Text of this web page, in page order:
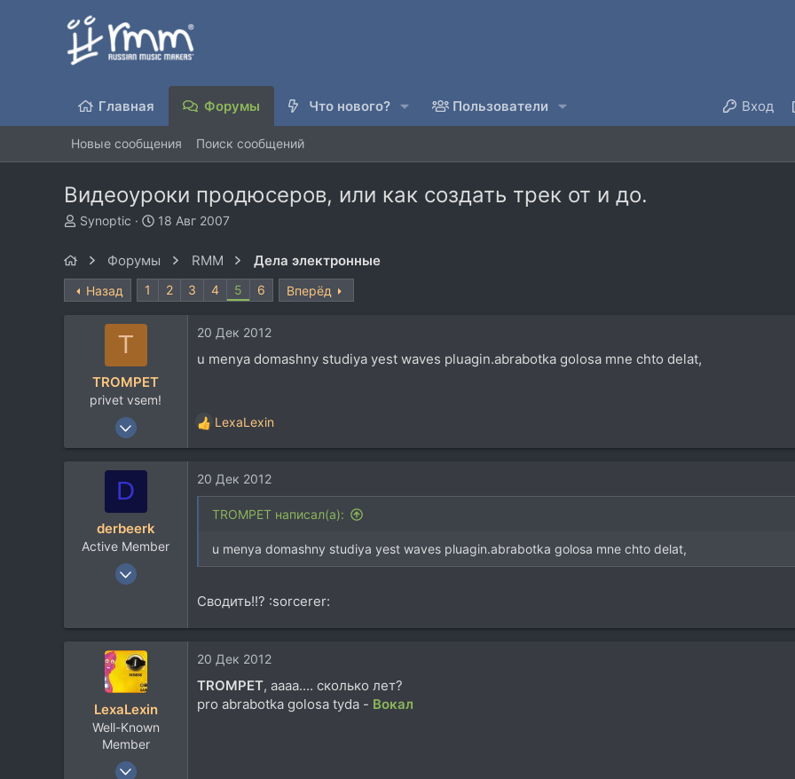
Главная Форумы Что нового? Пользователи Вход
Новые сообщения Поиск сообщений
Видеоуроки продюсеров, или как создать трек от и до.
А
р
т
Synoptic
Д
а
а
18 Авг 2007
Форумы RMM Дела электронные
Назад 1 2 3 4 5 6 Вперёд
T
TROMPET
privet vsem!
17 Дек 2012
20 Дек 2012
u menya domashny studiya yest waves pluagin.abrabotka golosa mne chto delat,
Р
е
к
ц
LexaLexin
D
derbeerk
Active Member
6 Мар 2008
20 Дек 2012
TROMPET написал(а):
u menya domashny studiya yest waves pluagin.abrabotka golosa mne chto delat,
Сводить!!? :sorcerer:
LexaLexin
Well-Known
Member
23 Окт 2007
20 Дек 2012
TROMPET, аааа.... сколько лет?
pro abrabotka golosa tyda - Вокал